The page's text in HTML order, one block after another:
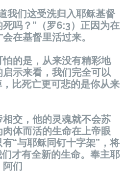
我们这受洗归入耶稣基督
吗？”（罗6:3）正因为在
在基督里活过来。
的是，从来没有精彩地
示来看，我们完全可以
比死亡更可悲的是你从来
交，他的灵魂就不会苏
体而活的生命在上帝眼
“与耶稣同钉十字架”，将
才有全新的生命。奉主耶
阿们